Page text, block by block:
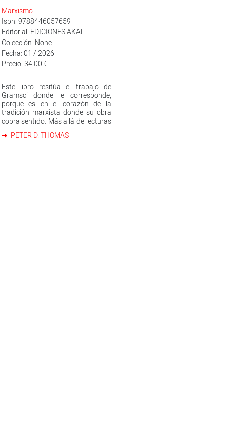
Marxismo
Isbn: 9788446057659
Editorial: EDICIONES AKAL
Colección: None
Fecha: 01 / 2026
Precio: 34.00 €
Este libro resitúa el trabajo de
Gramsci donde le corresponde,
porque es en el corazón de la
tradición marxista donde su obra
cobra sentido. Más allá de lecturas
de sus escritos, El momento
PETER D. THOMAS